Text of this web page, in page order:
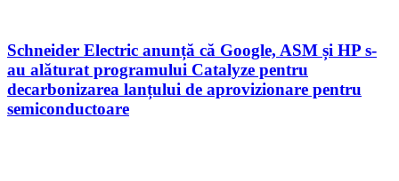
Schneider Electric anunță că Google, ASM și HP s-
au alăturat programului Catalyze pentru
decarbonizarea lanțului de aprovizionare pentru
semiconductoare